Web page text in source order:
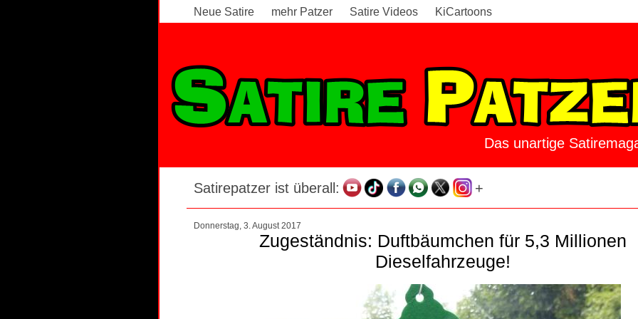
Neue Satire mehr Patzer Satire Videos KiCartoons
Das unartige
Satirepatzer ist überall: +
Donnerstag, 3. August 2017
Zugeständnis: Duftbäumchen für 5,3 Millionen
Dieselfahrzeuge!